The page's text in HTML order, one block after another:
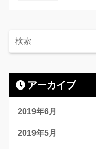
アーカイブ
2019年6月
2019年5月